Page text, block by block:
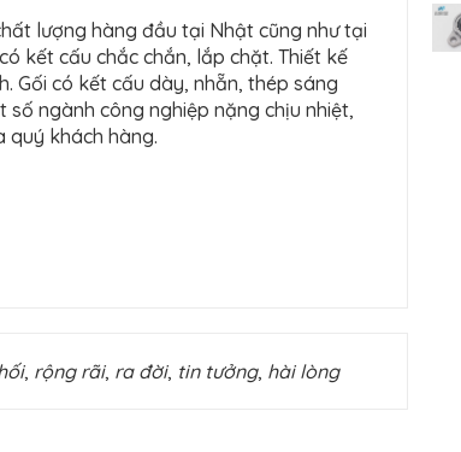
lượng hàng đầu tại Nhật cũng như tại
kết cấu chắc chắn, lắp chặt. Thiết kế
Gối có kết cấu dày, nhẵn, thép sáng
ngành công nghiệp nặng chịu nhiệt,
quý khách hàng.
, rộng rãi, ra đời, tin tưởng, hài lòng